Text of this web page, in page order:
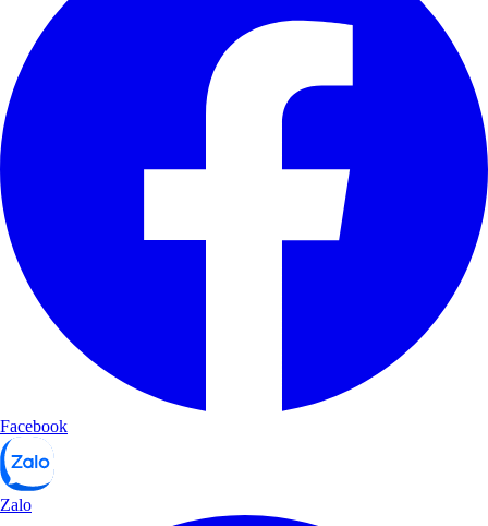
Facebook
Zalo